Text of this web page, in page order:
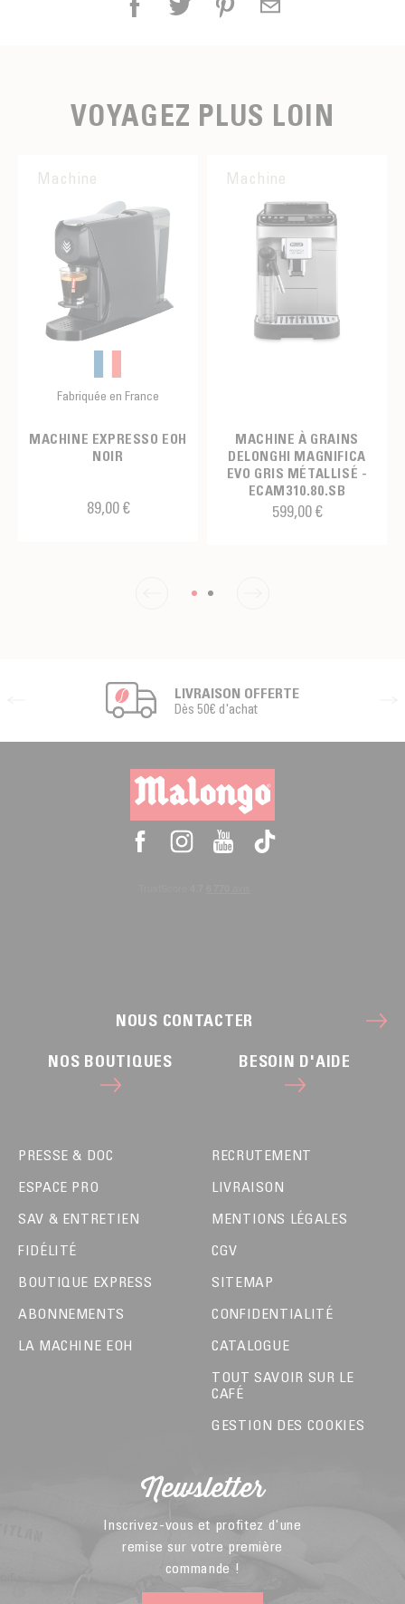
VOYAGEZ PLUS LOIN
Machine
Fabriquée en France
MACHINE EXPRESSO EOH
NOIR
89,00 €
Machine
MACHINE À GRAINS
DELONGHI MAGNIFICA
EVO GRIS MÉTALLISÉ -
ECAM310.80.SB
599,00 €
LIVRAISON OFFERTE
Dès 50€ d'achat
NOUS CONTACTER
NOS BOUTIQUES BESOIN D'AIDE
PRESSE & DOC
ESPACE PRO
SAV & ENTRETIEN
FIDÉLITÉ
BOUTIQUE EXPRESS
ABONNEMENTS
LA MACHINE EOH
RECRUTEMENT
LIVRAISON
MENTIONS LÉGALES
CGV
SITEMAP
CONFIDENTIALITÉ
CATALOGUE
TOUT SAVOIR SUR LE
CAFÉ
GESTION DES COOKIES
Newsletter
Inscrivez-vous et profitez d'une
remise sur votre première
commande !